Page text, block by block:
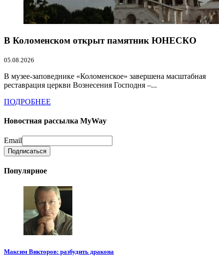
В Коломенском открыт памятник ЮНЕСКО
05.08.2026
В музее-заповеднике «Коломенское» завершена масштабная
реставрация церкви Вознесения Господня –...
ПОДРОБНЕЕ
Новостная рассылка MyWay
Email
Популярное
Максим Викторов: разбудить дракона